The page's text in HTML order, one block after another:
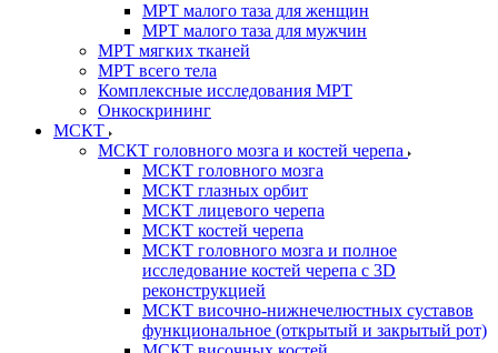
МРТ малого таза для женщин
МРТ малого таза для мужчин
МРТ мягких тканей
МРТ всего тела
Комплексные исследования МРТ
Онкоскрининг
МСКТ
МСКТ головного мозга и костей черепа
МСКТ головного мозга
МСКТ глазных орбит
МСКТ лицевого черепа
МСКТ костей черепа
МСКТ головного мозга и полное
исследование костей черепа с 3D
реконструкцией
МСКТ височно-нижнечелюстных суставов
функциональное (открытый и закрытый рот)